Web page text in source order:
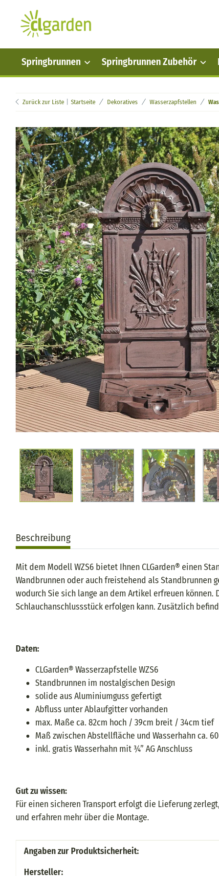
Springbrunnen Springbrunnen Zubehör
Zurück zur Liste Startseite Dekoratives Wasserzapfstellen
Beschreibung
Mit dem Modell WZS6 bietet Ihnen CLGarden® einen
Wandbrunnen oder auch freistehend als Standbrunnen
wodurch Sie sich lange an dem Artikel erfreuen
Schlauchanschlussstück erfolgen kann. Zusätzlich
Daten:
CLGarden® Wasserzapfstelle WZS6
Standbrunnen im nostalgischen Design
solide aus Aluminiumguss gefertigt
Abfluss unter Ablaufgitter vorhanden
max. Maße ca. 82cm hoch / 39cm breit / 34cm tief
Maß zwischen Abstellfläche und Wasserhahn ca.
inkl. gratis Wasserhahn mit ¾” AG Anschluss
Gut zu wissen:
Für einen sicheren Transport erfolgt die Lieferung
und erfahren mehr über die Montage.
Produkteigenschaft
Wert
Angaben zur Produktsicherheit:
Hersteller: